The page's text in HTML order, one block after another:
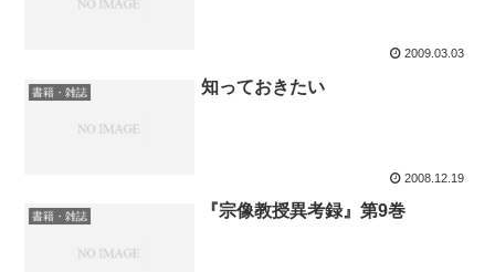
2009.03.03
書籍・雑誌 知っておきたい
2008.12.19
書籍・雑誌 『宗像教授異考録』第9巻